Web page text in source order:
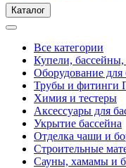
Каталог
Все категории
Купели,
Оборудование для
Трубы и фитинги
Химия и тестеры
Аксессуары для
Укрытие бассейна
Отделка чаши и
Строительные
Сауны, хамамы и